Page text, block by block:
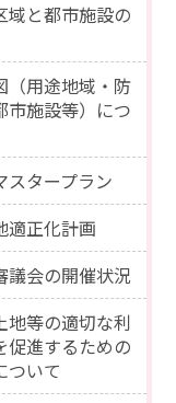
域と都市施設の
（用途地域・防
市施設等）につ
スタープラン
適正化計画
議会の開催状況
地等の適切な利
促進するための
ついて